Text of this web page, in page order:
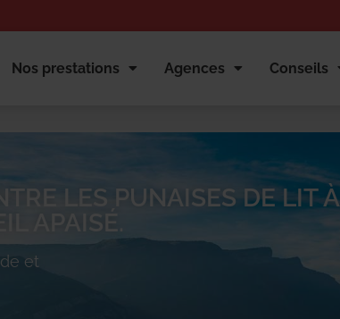
Nos prestations Agences Conseils
LES PUNAISES DE LIT À
APAISÉ.
et